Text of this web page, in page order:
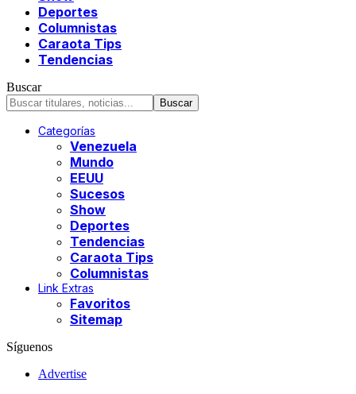
Deportes
Columnistas
Caraota Tips
Tendencias
Buscar
Categorías
Venezuela
Mundo
EEUU
Sucesos
Show
Deportes
Tendencias
Caraota Tips
Columnistas
Link Extras
Favoritos
Sitemap
Síguenos
Advertise